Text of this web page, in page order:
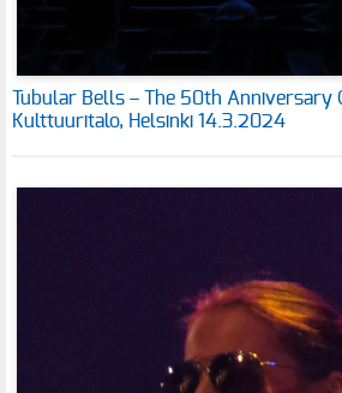
Tubular Bells – The 50th Anniversary
Kulttuuritalo, Helsinki 14.3.2024